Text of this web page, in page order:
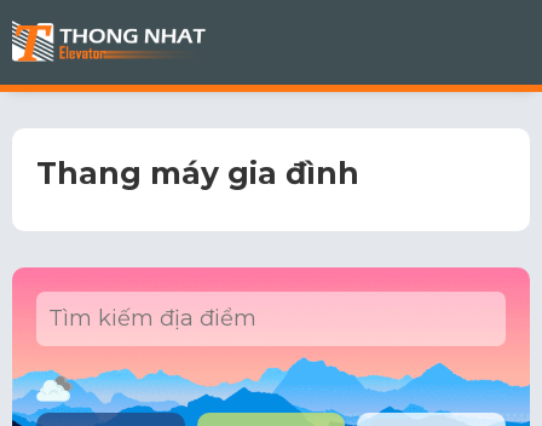
Thang máy gia đình